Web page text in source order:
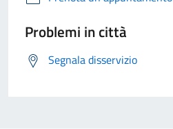
Problemi in città
Segnala disservizio